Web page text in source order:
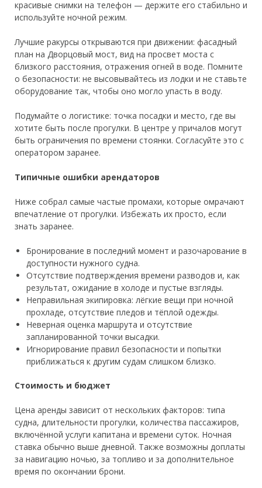
красивые снимки на телефон — держите его стабильно и
используйте ночной режим.
Лучшие ракурсы открываются при движении: фасадный
план на Дворцовый мост, вид на просвет моста с
близкого расстояния, отражения огней в воде. Помните
о безопасности: не высовывайтесь из лодки и не ставьте
оборудование так, чтобы оно могло упасть в воду.
Подумайте о логистике: точка посадки и место, где вы
хотите быть после прогулки. В центре у причалов могут
быть ограничения по времени стоянки. Согласуйте это с
оператором заранее.
Типичные ошибки арендаторов
Ниже собрал самые частые промахи, которые омрачают
впечатление от прогулки. Избежать их просто, если
знать заранее.
Бронирование в последний момент и разочарование в
доступности нужного судна.
Отсутствие подтверждения времени разводов и, как
результат, ожидание в холоде и пустые взгляды.
Неправильная экипировка: лёгкие вещи при ночной
прохладе, отсутствие пледов и тёплой одежды.
Неверная оценка маршрута и отсутствие
запланированной точки высадки.
Игнорирование правил безопасности и попытки
приближаться к другим судам слишком близко.
Стоимость и бюджет
Цена аренды зависит от нескольких факторов: типа
судна, длительности прогулки, количества пассажиров,
включённой услуги капитана и времени суток. Ночная
ставка обычно выше дневной. Также возможны доплаты
за навигацию ночью, за топливо и за дополнительное
время по окончании брони.